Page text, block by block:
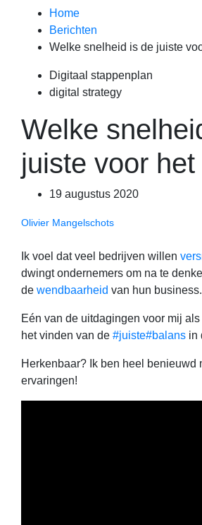
Home
Berichten
Welke snelheid is de juiste
Digitaal stappenplan
digital strategy
Welke
juiste voor
19 augustus 2020
Olivier Mangelschots
Ik voel dat veel bedrijven willen
dwingt ondernemers om na te
de wendbaarheid van hun business.
Eén van de uitdagingen voor mij als
het vinden van de #juiste#balans in
Herkenbaar? Ik ben heel benieuwd
ervaringen!